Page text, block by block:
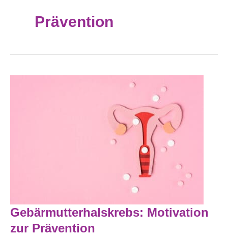
Prävention
Gebärmutterhalskrebs: Motivation
zur Prävention
Gebärmutterhalskrebs:
Motivation
Zur
Prävention